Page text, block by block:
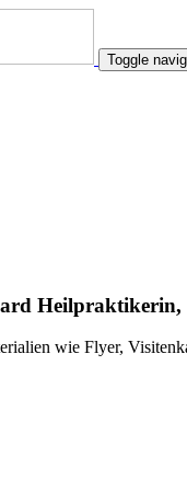
Toggle
wie Flyer,